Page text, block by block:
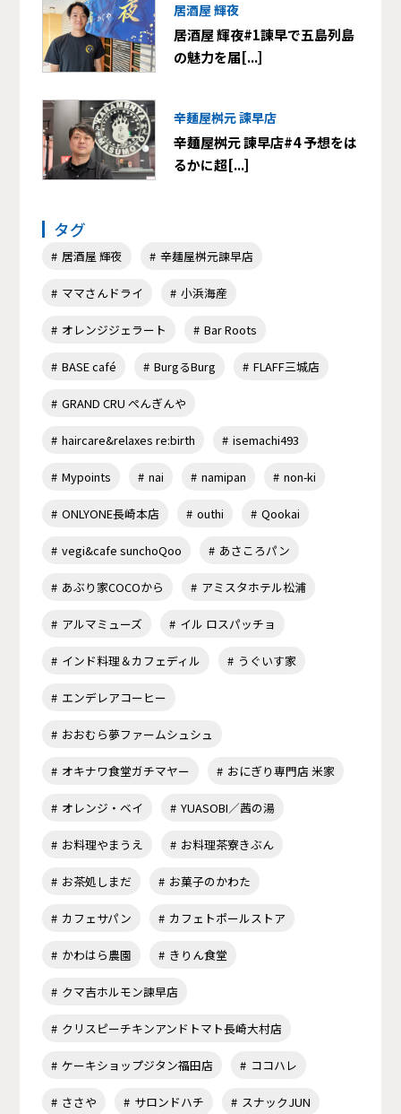
居酒屋 輝夜
居酒屋 輝夜#1諫早で五島列島
の魅力を届[...]
辛麺屋桝元 諫早店
辛麺屋桝元 諫早店#4 予想をは
るかに超[...]
タグ
居酒屋 輝夜 辛麺屋桝元諫早店
ママさんドライ 小浜海産
オレンジジェラート Bar Roots
BASE café BurgるBurg FLAFF三城店
GRAND CRU ぺんぎんや
haircare&relaxes re:birth isemachi493
Mypoints nai namipan non-ki
ONLYONE長崎本店 outhi Qookai
vegi&cafe sunchoQoo あさころパン
あぶり家COCOから アミスタホテル松浦
アルマミューズ イル ロスパッチョ
インド料理＆カフェディル うぐいす家
エンデレアコーヒー
おおむら夢ファームシュシュ
オキナワ食堂ガチマヤー おにぎり専門店 米家
オレンジ・ベイ YUASOBI／茜の湯
お料理やまうえ お料理茶寮きぶん
お茶処しまだ お菓子のかわた
カフェサパン カフェトポールストア
かわはら農園 きりん食堂
クマ吉ホルモン諫早店
クリスピーチキンアンドトマト長崎大村店
ケーキショップジタン福田店 ココハレ
ささや サロンドハチ スナックJUN